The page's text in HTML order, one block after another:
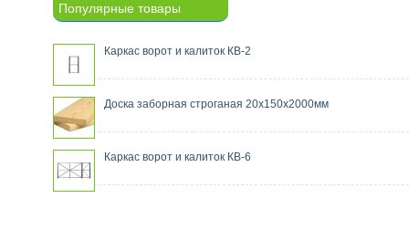
Популярные товары
Каркас ворот и калиток КВ-2
Доска заборная строганая 20х150х2000мм
Каркас ворот и калиток КВ-6